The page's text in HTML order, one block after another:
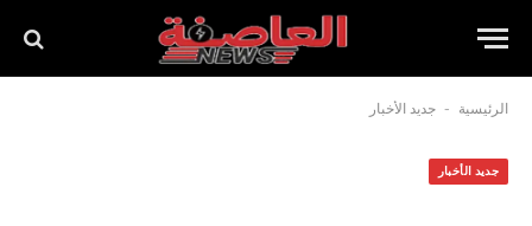
الرئيسية - جديد الأخبار
جديد الأخبار